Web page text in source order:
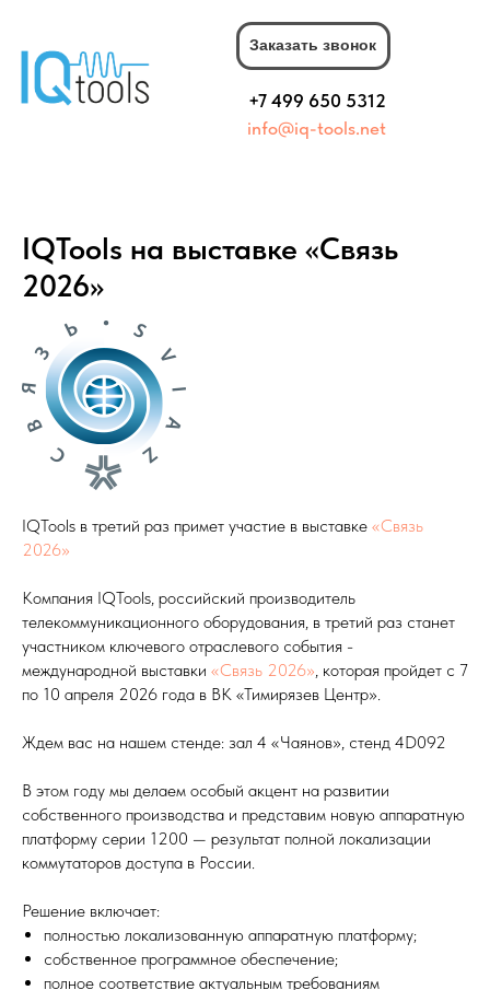
+7 499 650 5312
info@iq-tools.net
Заказать звонок
IQTools на выставке «Связь
2026»
IQTools в третий раз примет участие в выставке «Связь
2026»
Компания IQTools, российский производитель
телекоммуникационного оборудования, в третий раз станет
участником ключевого отраслевого события -
международной выставки «Связь 2026», которая пройдет с 7
по 10 апреля 2026 года в ВК «Тимирязев Центр».
Ждем вас на нашем стенде: зал 4 «Чаянов», стенд 4D092
В этом году мы делаем особый акцент на развитии
собственного производства и представим новую аппаратную
платформу серии 1200 — результат полной локализации
коммутаторов доступа в России.
Решение включает:
полностью локализованную аппаратную платформу;
собственное программное обеспечение;
полное соответствие актуальным требованиям